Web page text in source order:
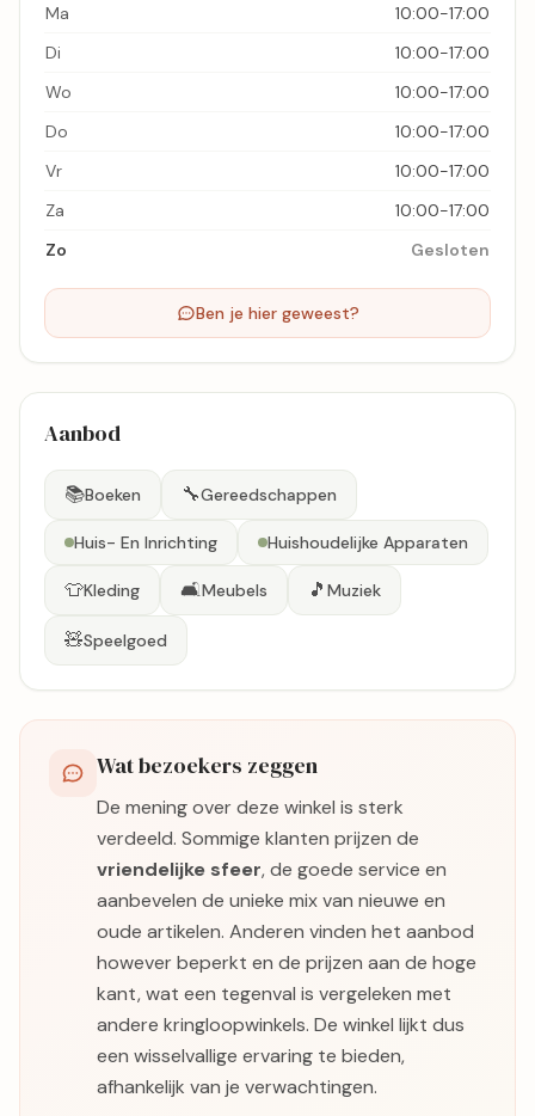
Ma
10:00-17:00
Di
10:00-17:00
Wo
10:00-17:00
Do
10:00-17:00
Vr
10:00-17:00
Za
10:00-17:00
Zo
Gesloten
Ben je hier geweest?
Aanbod
📚Boeken 🔧Gereedschappen
Huis- En Inrichting Huishoudelijke Apparaten
👕Kleding 🛋️Meubels 🎵 Muziek
🧸Speelgoed
Wat bezoekers zeggen
De mening over deze winkel is sterk
verdeeld. Sommige klanten prijzen de
vriendelijke sfeer, de goede service en
aanbevelen de unieke mix van nieuwe en
oude artikelen. Anderen vinden het aanbod
however beperkt en de prijzen aan de hoge
kant, wat een tegenval is vergeleken met
andere kringloopwinkels. De winkel lijkt dus
een wisselvallige ervaring te bieden,
afhankelijk van je verwachtingen.